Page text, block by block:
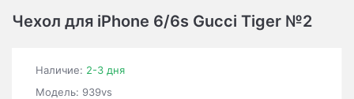
Чехол для iPhone 6/6s Gucci Tiger №2
Наличие: 2-3 дня
Модель: 939vs